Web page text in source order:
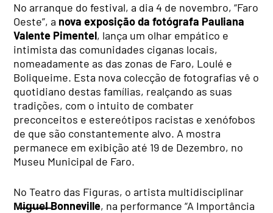
No arranque do festival, a dia 4 de novembro, “Faro
Oeste”, a nova exposição da fotógrafa Pauliana
Valente Pimentel, lança um olhar empático e
intimista das comunidades ciganas locais,
nomeadamente as das zonas de Faro, Loulé e
Boliqueime. Esta nova colecção de fotografias vê o
quotidiano destas famílias, realçando as suas
tradições, com o intuito de combater
preconceitos e estereótipos racistas e xenófobos
de que são constantemente alvo. A mostra
permanece em exibição até 19 de Dezembro, no
Museu Municipal de Faro.
No Teatro das Figuras, o artista multidisciplinar
M̶i̶g̶u̶e̶l̶ Bonneville, na performance “A Importância